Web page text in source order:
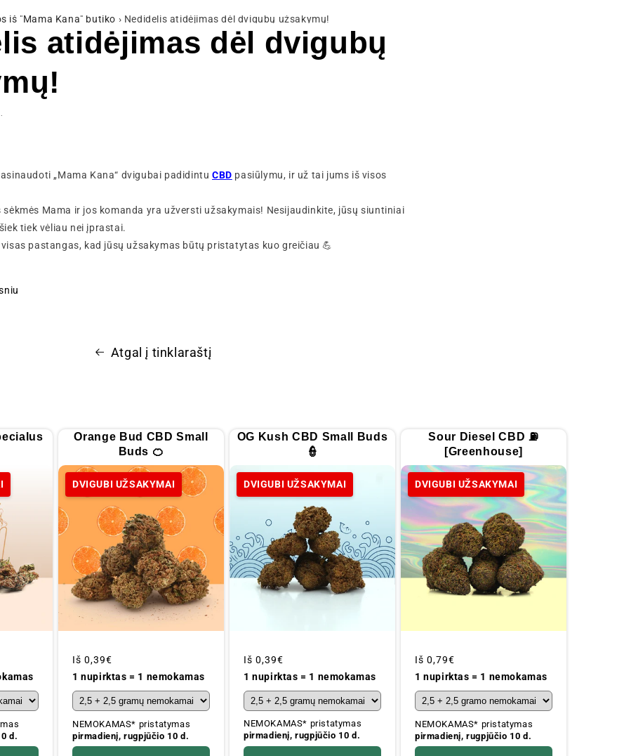
iš "Mama Kana" butiko › Nedidelis atidėjimas dėl dvigubų užsakymų!
atidėjimas dėl dvigubų
„Mama Kana“ dvigubai padidintu CBD pasiūlymu, ir už tai jums iš visos
sėkmės Mama ir jos komanda yra užversti užsakymais! Nesijaudinkite, jūsų siuntiniai
tiek vėliau nei įprastai.
pastangas, kad jūsų užsakymas būtų pristatytas kuo greičiau 💪
Atgal į tinklaraštį
d.
Orange Bud CBD Small
Buds 🍊
DVIGUBI UŽSAKYMAI
Įprastinė
kaina
Iš 0,39€
1 nupirktas = 1 nemokamas
NEMOKAMAS* pristatymas
pirmadienį, rugpjūčio 10 d.
OG Kush CBD Small Buds
👮
DVIGUBI UŽSAKYMAI
Įprastinė
kaina
Iš 0,39€
1 nupirktas = 1 nemokamas
NEMOKAMAS* pristatymas
pirmadienį, rugpjūčio 10 d.
Sour Diesel CBD ⛽
[Greenhouse]
DVIGUBI UŽSAKYMAI
Įprastinė
kaina
Iš 0,79€
1 nupirktas = 1 nemokamas
NEMOKAMAS* pristatymas
pirmadienį, rugpjūčio 10 d.